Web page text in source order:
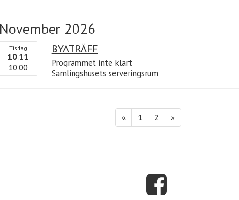
November 2026
Tisdag
10.11
10:00
BYATRÄFF
Programmet inte klart
Samlingshusets serveringsrum
« 1 2 »